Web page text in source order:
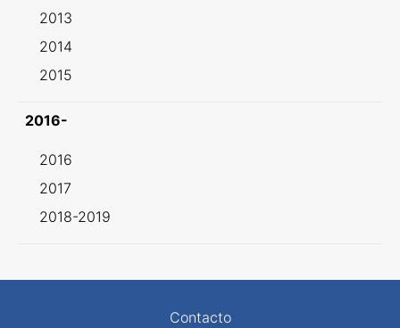
2013
2014
2015
2016-
2016
2017
2018-2019
Contacto